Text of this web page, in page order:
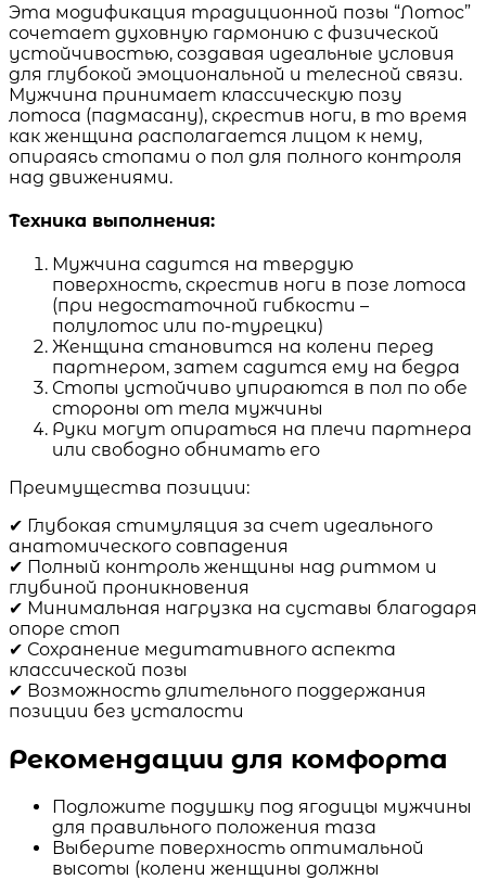
Эта модификация традиционной позы “Лотос”
сочетает духовную гармонию с физической
устойчивостью, создавая идеальные условия
для глубокой эмоциональной и телесной связи.
Мужчина принимает классическую позу
лотоса (падмасану), скрестив ноги, в то время
как женщина располагается лицом к нему,
опираясь стопами о пол для полного контроля
над движениями.
Техника выполнения:
Мужчина садится на твердую
поверхность, скрестив ноги в позе лотоса
(при недостаточной гибкости –
полулотос или по-турецки)
Женщина становится на колени перед
партнером, затем садится ему на бедра
Стопы устойчиво упираются в пол по обе
стороны от тела мужчины
Руки могут опираться на плечи партнера
или свободно обнимать его
Преимущества позиции:
✔ Глубокая стимуляция за счет идеального
анатомического совпадения
✔ Полный контроль женщины над ритмом и
глубиной проникновения
✔ Минимальная нагрузка на суставы благодаря
опоре стоп
✔ Сохранение медитативного аспекта
классической позы
✔ Возможность длительного поддержания
позиции без усталости
Рекомендации для комфорта
Подложите подушку под ягодицы мужчины
для правильного положения таза
Выберите поверхность оптимальной
высоты (колени женщины должны